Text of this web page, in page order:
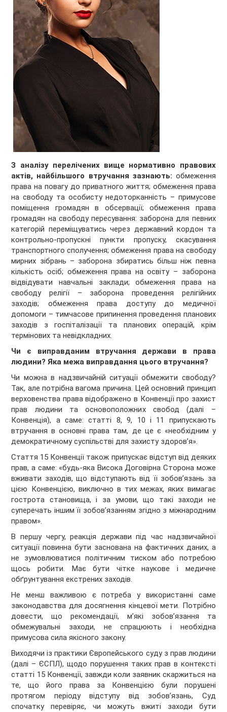
З аналізу перелічених вище нормативно правових
актів, найбільшого втручання зазнають: обмеження
права на повагу до приватного життя; обмеження права
на свободу та особисту недоторканність – примусове
поміщення громадян в обсервації; обмеження права
громадян на свободу пересування: заборона для певних
категорій переміщуватись через державний кордон та
контрольно-пропускні пункти пропуску, скасування
транспортного сполучення; обмеження права на свободу
мирних зібрань – заборона збиратись більш ніж певна
кількість осіб; обмеження права на освіту – заборона
відвідувати навчальні заклади; обмеження права на
свободу релігії – заборона проведення релігійних
заходів; обмеження права доступу до медичної
допомоги – тимчасове припинення проведення планових
заходів з госпіталізації та планових операцій, крім
термінових та невідкладних.
Чи є виправданим втручання держави в права
людини? Яка межа виправдання цього втручання?
Чи можна в надзвичайній ситуації обмежити свободу?
Так, але потрібна вагома причина. Цей основний принцип
верховенства права відображено в Конвенції про захист
прав людини та основоположних свобод (далі –
Конвенція), а саме: статті 8, 9, 10 і 11 припускають
втручання в основні права там, де це є «необхідним у
демократичному суспільстві для захисту здоров’я».
Стаття 15 Конвенції також припускає відступ від деяких
прав, а саме: «будь-яка Висока Договірна Сторона може
вживати заходів, що відступають від її зобов’язань за
цією Конвенцією, виключно в тих межах, яких вимагає
гострота становища, і за умови, що такі заходи не
суперечать іншим її зобов’язанням згідно з міжнародним
правом».
В першу чергу, реакція держави під час надзвичайної
ситуації повинна бути заснована на фактичних даних, а
не зумовлюватися політичним тиском або потребою
щось робити. Має бути чітке наукове і медичне
обґрунтування екстрених заходів.
Не менш важливою є потреба у використанні саме
законодавства для досягнення кінцевої мети. Потрібно
довести, що рекомендації, м’які зобов’язання та
обмежувальні заходи, не спрацюють і необхідна
примусова сила якісного закону.
Виходячи із практики Європейського суду з прав людини
(далі – ЄСПЛ), щодо порушення таких прав в контексті
статті 15 Конвенції, завжди коли заявник скаржиться на
те, що його права за Конвенцією були порушені
протягом періоду відступу від зобов’язань, Суд
спочатку перевіряє, чи можуть вжиті заходи бути